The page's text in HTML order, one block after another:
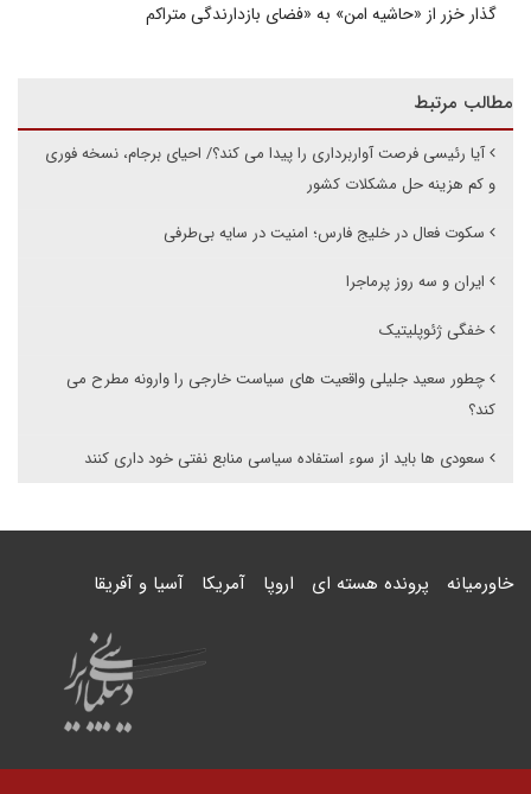
گذار خزر از «حاشیه امن» به «فضای بازدارندگی متراکم
مطالب مرتبط
آیا رئیسی فرصت آواربرداری را پیدا می کند؟/ احیای برجام، نسخه فوری
و کم هزینه حل مشکلات کشور
سکوت فعال در خلیج فارس؛ امنیت در سایه بی‌طرفی
ایران و سه روز پرماجرا
خفگی ژئوپلیتیک
چطور سعید جلیلی واقعیت های سیاست خارجی را وارونه مطرح می
کند؟
سعودی ها باید از سوء استفاده سیاسی منابع نفتی خود داری کنند
خاورمیانه پرونده هسته ای اروپا آمریکا آسیا و آفریقا